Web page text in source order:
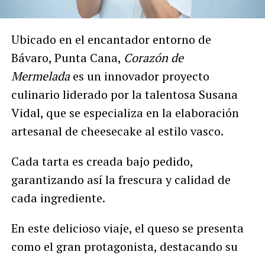
Ubicado en el encantador entorno de
Bávaro, Punta Cana, Corazón de
Mermeladaes un innovador proyecto
culinario liderado por la talentosa Susana
Vidal, que se especializa en la elaboración
artesanal de cheesecake al estilo vasco.
Cada tarta es creada bajo pedido,
garantizando así la frescura y calidad de
cada ingrediente.
En este delicioso viaje, el queso se presenta
como el gran protagonista, destacando su